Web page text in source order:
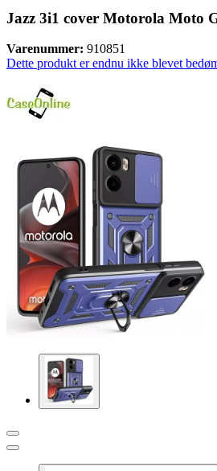
Jazz 3i1 cover Motorola Moto
Varenummer: 910851
Dette produkt er endnu ikke blevet